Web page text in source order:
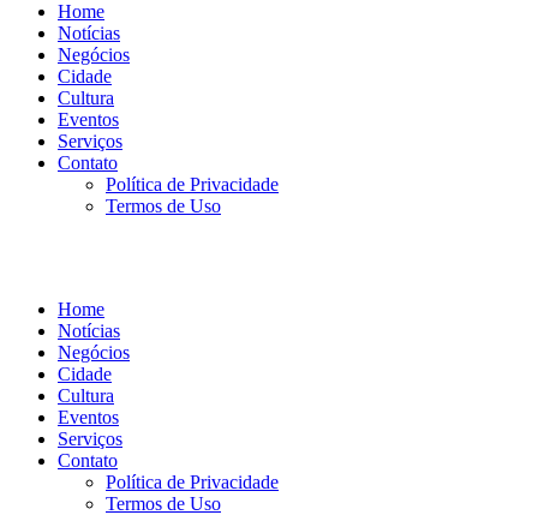
Home
Notícias
Negócios
Cidade
Cultura
Eventos
Serviços
Contato
Política de Privacidade
Termos de Uso
Home
Notícias
Negócios
Cidade
Cultura
Eventos
Serviços
Contato
Política de Privacidade
Termos de Uso